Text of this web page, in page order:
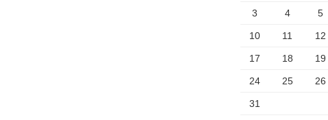
3 4 5
10 11 12
17 18 19
24 25 26
31